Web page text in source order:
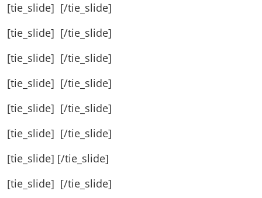
[tie_slide] [/tie_slide]
[tie_slide] [/tie_slide]
[tie_slide] [/tie_slide]
[tie_slide] [/tie_slide]
[tie_slide] [/tie_slide]
[tie_slide] [/tie_slide]
[tie_slide] [/tie_slide]
[tie_slide] [/tie_slide]